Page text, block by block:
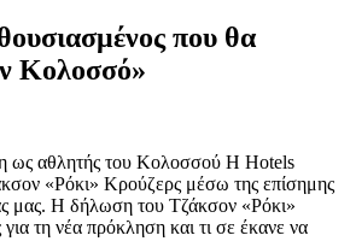
που θα
Κολοσσό»
ως αθλητής του Κολοσσού H Hotels
«Ρόκι» Κρούζερς μέσω της επίσημης
μας. Η δήλωση του Τζάκσον «Ρόκι»
τη νέα πρόκληση και τι σε έκανε να